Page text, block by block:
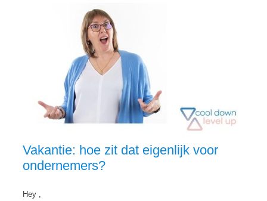
Vakantie: hoe zit dat eigenlijk voor
ondernemers?
Hey ,